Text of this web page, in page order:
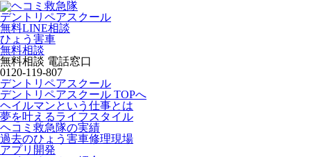
デントリペアスクール
無料LINE相談
ひょう害車
無料相談
無料相談 電話窓口
0120-119-807
デントリペアスクール
デントリペアスクール TOPへ
ヘイルマンという仕事とは
夢を叶えるライフスタイル
ヘコミ救急隊の実績
過去のひょう害車修理現場
アプリ開発